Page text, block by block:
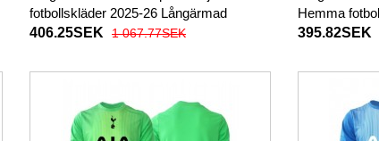
fotbollskläder 2025-26 Långärmad
406.25SEK
1 067.77SEK
Hemma
Kortärmad
395.82SEK